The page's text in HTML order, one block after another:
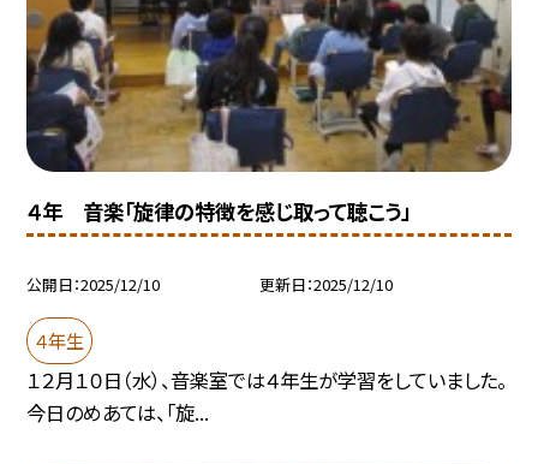
４年 音楽「旋律の特徴を感じ取って聴こう」
公開日 2025/12/10 更新日 2025/12/10
４年生
１２月１０日（水）、音楽室では４年生が学習をしていました。
今日のめあては、「旋...